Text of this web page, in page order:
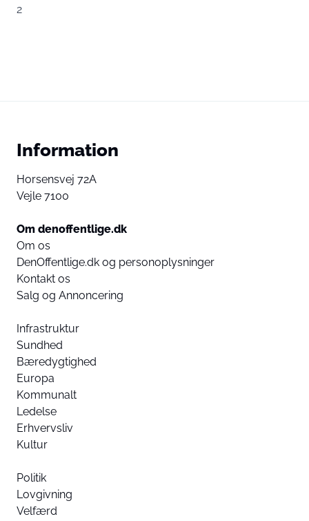
2
Information
Horsensvej 72A
Vejle 7100
Om denoffentlige.dk
Om os
DenOffentlige.dk og personoplysninger
Kontakt os
Salg og Annoncering
Infrastruktur
Sundhed
Bæredygtighed
Europa
Kommunalt
Ledelse
Erhvervsliv
Kultur
Politik
Lovgivning
Velfærd